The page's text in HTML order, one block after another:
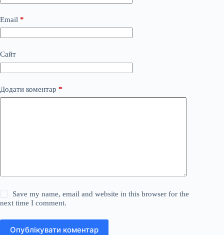
Email *
Сайт
Додати коментар *
Save my name, email and website in this browser for the
next time I comment.
Опублікувати коментар